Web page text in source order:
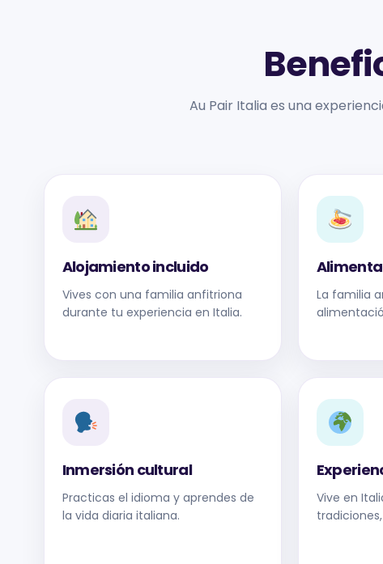
Au Pair Italia es una
Alojamiento incluido
Vives con una familia anfitriona
durante tu experiencia en Italia.
La familia
Inmersión cultural
Practicas el idioma y aprendes de
la vida diaria italiana.
Vive en